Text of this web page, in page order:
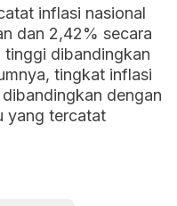
inflasi nasional
dan 2,42% secara
dibandingkan
tingkat inflasi
dengan
yang tercatat